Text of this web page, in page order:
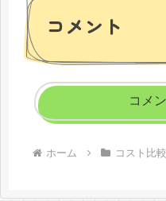
コメント
コメ
ホーム コスト比較